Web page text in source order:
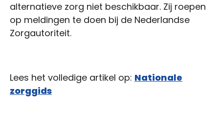
alternatieve zorg niet beschikbaar. Zij roepen
op meldingen te doen bij de Nederlandse
Zorgautoriteit.
Lees het volledige artikel op: Nationale
zorggids